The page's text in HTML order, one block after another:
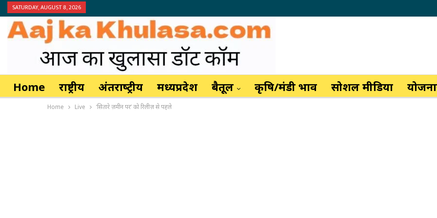
SATURDAY, AUGUST 8, 2026
Home राष्ट्रीय अंतर्राष्‍ट्रीय मध्यप्रदेश बैतूल कृषि/मंडी भाव सोशल मीडिया
Home Live ‘सितारे ज़मीन पर’ को रिलीज़ से पहले